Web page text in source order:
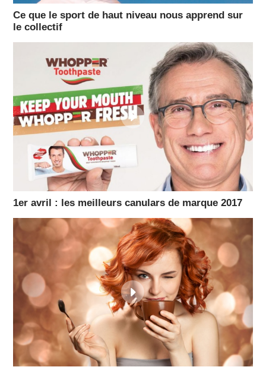
Ce que le sport de haut niveau nous apprend sur
le collectif
1er avril : les meilleurs canulars de marque 2017